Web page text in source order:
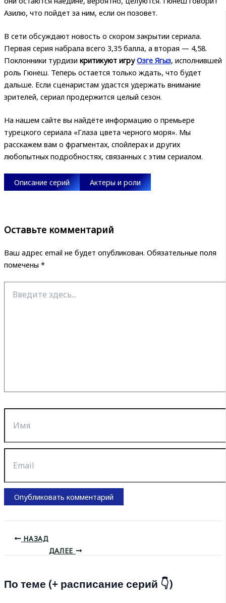
Азилю, что пойдет за ним, если он позовет.
В сети обсуждают новость о скором закрытии сериала.
Первая серия набрала всего 3,35 балла, а вторая — 4,58.
Поклонники турдизи критикуют игруОзге Ягыз, исполнившей
роль Гюнеш. Теперь остается только ждать, что будет
дальше. Если сценаристам удастся удержать внимание
зрителей, сериал продержится целый сезон.
На нашем сайте вы найдёте информацию о премьере
турецкого сериала «Глаза цвета черного моря». Мы
расскажем вам о фрагментах, спойлерах и других
любопытных подробностях, связанных с этим сериалом.
Описание серий Актеры и роли
Оставьте комментарий
Ваш адрес email не будет опубликован. Обязательные поля
помечены *
здесь...
НАЗАД
ДАЛЕЕ
По теме (+ расписание серий 👇)